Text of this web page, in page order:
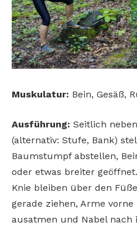
Muskulatur: Bein, Gesäß,
Ausführung: Seitlich
(alternativ: Stufe, Bank)
Baumstumpf abstellen,
oder etwas breiter
Knie bleiben über den
gerade ziehen, Arme
ausatmen und Nabel nach